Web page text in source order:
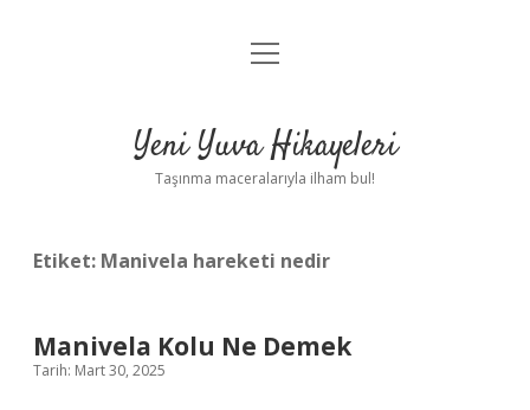
Anasayfa
Yasal Uyarı
menüyü
Yeni Yuva Hikayeleri
Taşınma maceralarıyla ilham bul!
Etiket: Manivela hareketi nedir
Manivela Kolu Ne Demek
Tarih: Mart 30, 2025